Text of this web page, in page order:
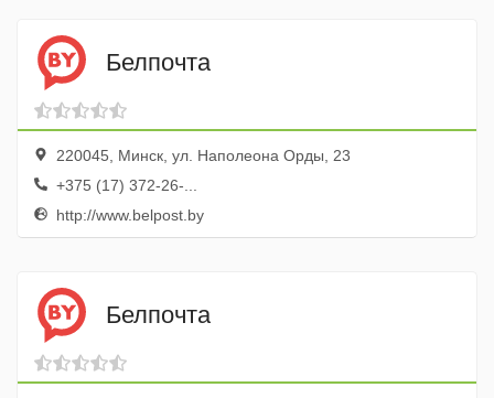
Белпочта
220045, Минск, ул. Наполеона Орды, 23
+375 (17) 372-26-...
http://www.belpost.by
Белпочта